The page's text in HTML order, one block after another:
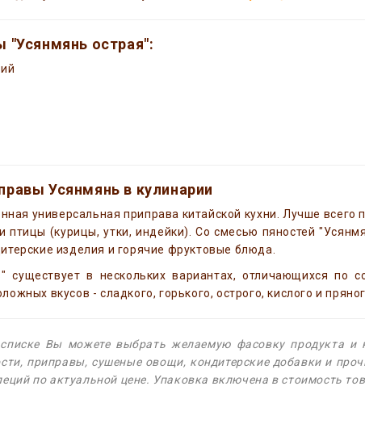
"Усянмянь острая":
Усянмянь в кулинарии
универсальная приправа китайской кухни. Лучше
птицы (курицы, утки, индейки). Со смесью пяностей
изделия и горячие фруктовые блюда.
существует в нескольких вариантах, отличающихся по
вкусов - сладкого, горького, острого, кислого и
Вы можете выбрать желаемую фасовку продукта и
приправы, сушеные овощи, кондитерские добавки и
по актуальной цене. Упаковка включена в стоимость